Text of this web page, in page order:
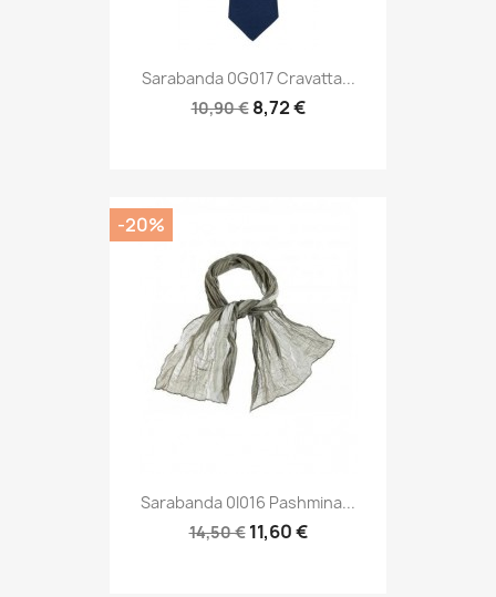
Sarabanda 0G017 Cravatta...
10,90 € 8,72 €
Sarabanda 0I016 Pashmina...
14,50 € 11,60 €
-20%